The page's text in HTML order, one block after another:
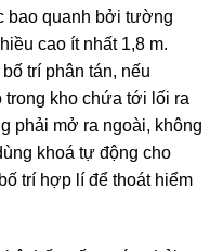
bao quanh bởi tường
cao ít nhất 1,8 m.
trí phân tán, nếu
trong kho chứa tới lối ra
phải mở ra ngoài, không
khoá tự động cho
trí hợp lí để thoát hiểm